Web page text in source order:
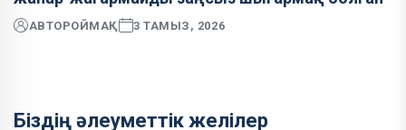
АВТОРОЙМАҚ 3 ТАМЫЗ, 2026
Біздің әлеуметтік желілер